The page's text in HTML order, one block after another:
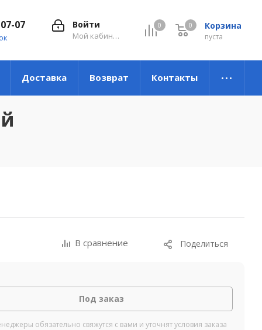
0 Корзина
0
пуста
0
Войти
Мой кабинет
07
Доставка Возврат Контакты
В сравнение Поделиться
Под заказ
обязательно свяжутся с вами и уточнят условия заказа